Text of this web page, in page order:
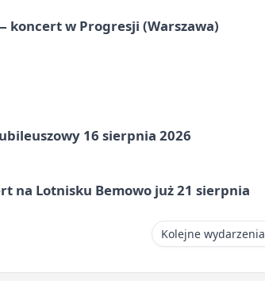
koncert w Progresji (Warszawa)
16 sierpnia 2026
na Lotnisku Bemowo już 21 sierpnia
Kolejne wydarzenia